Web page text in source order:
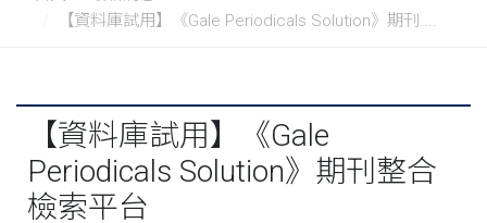
【資料庫試用】《Gale Periodicals Solution》期刊....
【資料庫試用】《Gale
Periodicals Solution》期刊整合
檢索平台